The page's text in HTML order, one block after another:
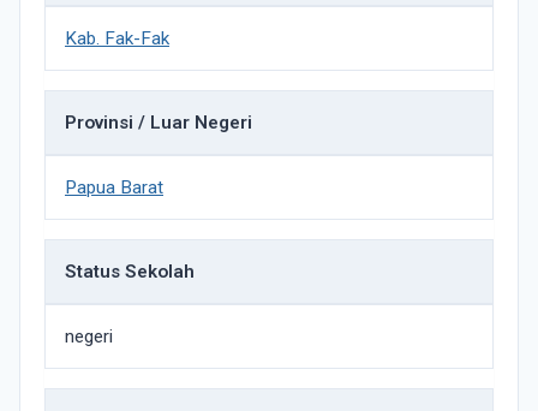
Kab. Fak-Fak
Provinsi / Luar Negeri
Papua Barat
Status Sekolah
negeri